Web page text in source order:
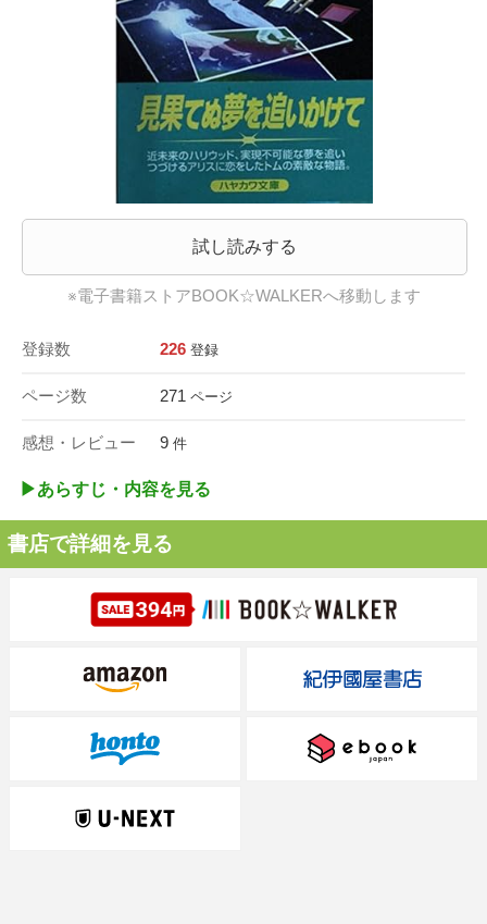
試し読みする
※電子書籍ストアBOOK☆WALKERへ移動します
登録数 226 登録
ページ数 271 ページ
感想・レビュー 9 件
▶︎あらすじ・内容を見る
書店で詳細を見る